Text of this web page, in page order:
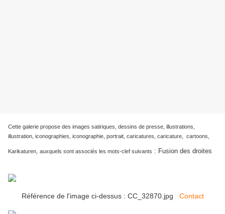
Cette galerie propose des images satiriques, dessins de presse, illustrations,
illustration, iconographies, iconographie, portrait, caricatures, caricature, cartoons,
Karikaturen, auxquels sont associés les mots-clef suivants : Fusion des droites
Référence de l'image ci-dessus : CC_32870.jpg Contact